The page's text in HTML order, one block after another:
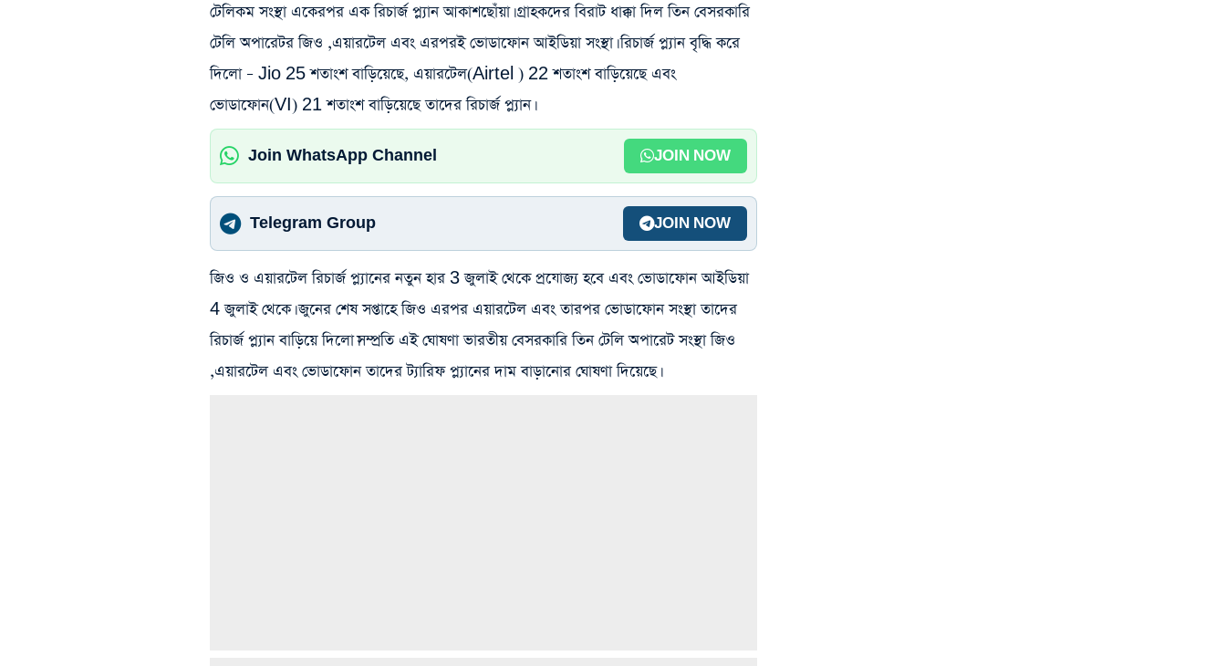
টেলিকম সংস্থা একেরপর এক রিচার্জ প্ল্যান আকাশছোঁয়া। গ্রাহকদের বিরাট ধাক্কা দিল তিন বেসরকারি
টেলি অপারেটর জিও‌ ,এয়ারটেল এবং এরপর‌ই ভোডাফোন আইডিয়া সংস্থা। রিচার্জ প্ল্যান বৃদ্ধি করে
দিলো – Jio 25 শতাংশ বাড়িয়েছে, এয়ারটেল(Airtel ) 22 শতাংশ বাড়িয়েছে এবং
ভোডাফোন(VI) 21 শতাংশ বাড়িয়েছে তাদের রিচার্জ প্ল্যান।
Join WhatsApp Channel JOIN NOW
Telegram Group JOIN NOW
জিও ও এয়ারটেল রিচার্জ প্ল্যানের নতুন হার 3 জুলাই থেকে প্রযোজ্য হবে এবং ভোডাফোন আইডিয়া
4 জুলাই থেকে। জুনের শেষ সপ্তাহে জিও‌ এরপর এয়ারটেল এবং তারপর ভোডাফোন সংস্থা তাদের
রিচার্জ প্ল্যান বাড়িয়ে দিলো।সম্প্রতি এই ঘোষণা ভারতীয় বেসরকারি তিন টেলি অপারেট সংস্থা জিও
,এয়ারটেল এবং ভোডাফোন তাদের ট্যারিফ প্ল্যানের দাম বাড়ানোর ঘোষণা দিয়েছে।